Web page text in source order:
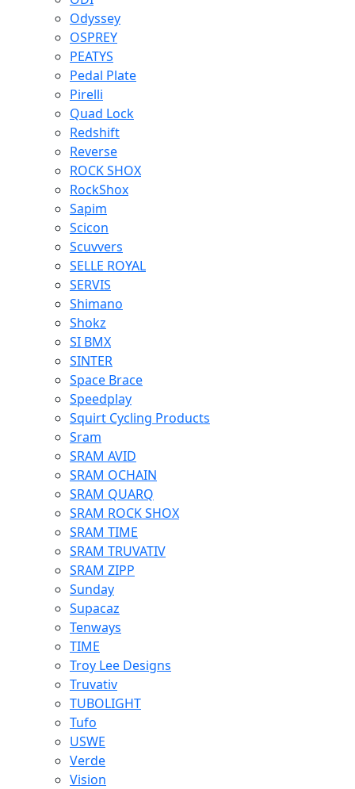
Odyssey
OSPREY
PEATYS
Pedal Plate
Pirelli
Quad Lock
Redshift
Reverse
ROCK SHOX
RockShox
Sapim
Scicon
Scuvvers
SELLE ROYAL
SERVIS
Shimano
Shokz
SI BMX
SINTER
Space Brace
Speedplay
Squirt Cycling Products
Sram
SRAM AVID
SRAM OCHAIN
SRAM QUARQ
SRAM ROCK SHOX
SRAM TIME
SRAM TRUVATIV
SRAM ZIPP
Sunday
Supacaz
Tenways
TIME
Troy Lee Designs
Truvativ
TUBOLIGHT
Tufo
USWE
Verde
Vision